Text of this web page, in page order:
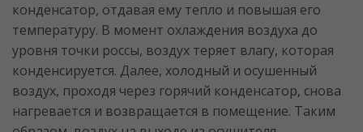
конденсатор, отдавая ему тепло и повышая его
температуру. В момент охлаждения воздуха до
уровня точки россы, воздух теряет влагу, которая
конденсируется. Далее, холодный и осушенный
воздух, проходя через горячий конденсатор, снова
нагревается и возвращается в помещение. Таким